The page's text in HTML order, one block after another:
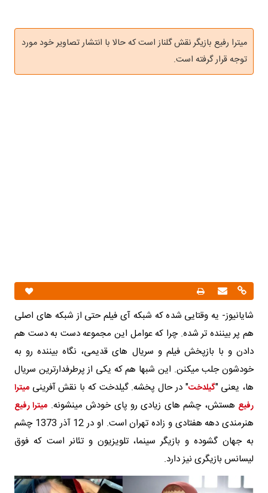
میترا رفیع بازیگر نقش گلناز است که حالا با انتشار تصاویر خود مورد
توجه قرار گرفته است.
شایانیوز- یه وقتایی شده که شبکه آی فیلم حتی از شبکه های اصلی
هم پر بیننده تر شده. چرا که عوامل این مجموعه دست به دست هم
دادن و با بازپخش فیلم و سریال های قدیمی، نگاه بیننده رو به
خودشون جلب میکنن. این شبها هم که یکی از پرطرفدارترین سریال
ها، یعنی "گیلدخت" در حال پخشه. گیلدخت که با نقش آفرینی میترا
رفیع هستش، چشم های زیادی رو پای خودش مینشونه. میترا رفیع
هنرمندی دهه هفتادی و زاده تهران است. او در 12 آذر 1373 چشم
به جهان گشوده و بازیگر سینما، تلویزیون و تئانر است که فوق
لیسانس بازیگری نیز دارد.